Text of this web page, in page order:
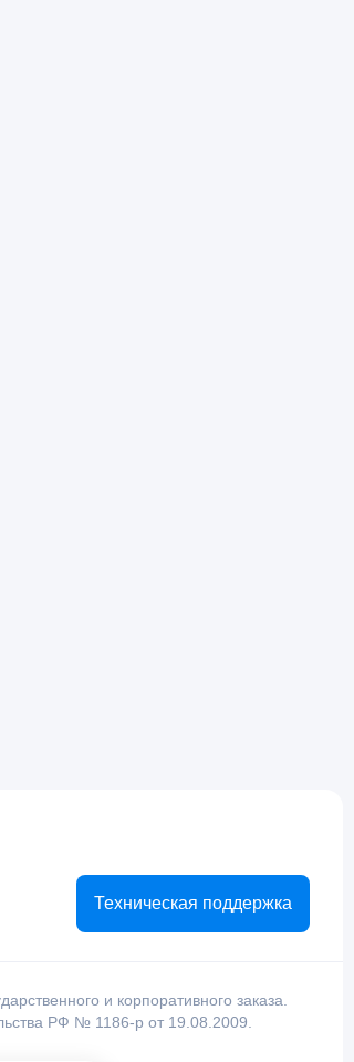
Техническая поддержка
и корпоративного заказа.
РФ № 1186-р от 19.08.2009.